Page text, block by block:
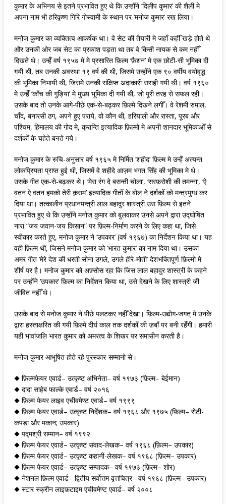
कुमार के अभिनय से इतने प्रभावित हुए थे कि उन्होँने ‘दिलीप कुमार’ की शैली मे
अपना नाम भी हरिकृष्ण गिरि गोस्वामी के स्थान पर ‘मनोज कुमार’ रख लिया।
मनोज कुमार का व्यक्तित्व आकर्षक था। वे सेट की तैयारी मे जहाँ कहीँ खड़े होते थे
और उनकी ओर जब सेट का प्रकाश पड़ता था तब वे किसी नायक से कम नहीँ
दिखते थे। उन्हेँ वर्ष १९५७ मे मे प्रसारित फ़िल्म ‘फ़ैशन’ मे एक छोटी-सी भूमिका दी
गयी थी, तब उनकी अवस्था १९ वर्ष की थी, जिसमे उन्होँने एक ९० वर्षीय वयोवृद्ध
की भूमिका निभायी थी, जिसमे उनकी संक्षिप्त अदाकारी सराही गयी थी। वर्ष १९६०
मे उन्हेँ ‘काँच की गुड़िया’ मे मुख्य भूमिका दी गयी थी, जो पूरी तरह से सफल रही।
उसके बाद तो उनके आगे-पीछे एक-से-बढ़कर फ़िल्मे दिखने लगीँ। वे रेशमी रुमाल,
चाँद, बनारसी ठग, अपने हुए पराये, वो कौन थी, हरियाली और रास्ता, पूरब और
पश्चिम, हिमालय की गोद मे, क्रान्ति इत्यादिक फ़िल्मो मे अपनी शानदार भूमिकाओँ से
दर्शकोँ के चहेते बनते गये।
मनोज कुमार के रुचि-अनुसार वर्ष १९६५ मे निर्मित ‘शहीद’ फ़िल्म मे उन्हेँ अत्यन्त
लोकप्रियता प्राप्त हुई थी, जिसमें वे शहीदे आज़म भगत सिँह की भूमिका मे थे।
उसके गीत एक-से-बढ़कर थे। ‘मेरा रंग दे बसन्ती चोला’, ‘सरफ़रोशी की तमन्ना’, ‘ऐ
वतन ऐ वतन हमको तेरी क़सम’ इत्यादिक गीतोँ के बोल ने दर्शकोँ को मन्त्रमुग्ध कर
दिया था। तत्कालीन प्रधानमन्त्री लाल बहादुर शास्त्री उस फ़िल्म से इतने
प्रभावित हुए थे कि उन्होँने मनोज कुमार को बुलवाकर उनसे अपने द्वारा उद्घोषित
नारा “जय जवान-जय किसान” पर फ़िल्म-निर्माण करने के लिए कहा था, जिसे
स्वीकार करते हुए, मनोज कुमार ने ‘उपकार’ (वर्ष १९६७) का निर्देशन किया था। यह
वही फ़िल्म थी, जिसने मनोज कुमार को ‘भारत कुमार’ का नाम दिया था। उसका
अमर गीत ‘मेरे देश की धरती सोना उगले, उगले हीरे-मोती’ देशभक्तिपूर्ण फ़िल्मो मे
शीर्ष पर है। मनोज कुमार को अफ़्सोस रहा कि जिस लाल बहादुर शास्त्री के कहने
पर उन्होँने ‘उपकार’ फ़िल्म का निर्देशन किया था, उसे देखने के लिए शास्त्री जी
जीवित नहीँ थे।
उसके बाद से मनोज कुमार ने पीछे पलटकर नहीँ देखा। फ़िल्म-उद्योग-जगत् मे उनके
द्वारा हस्ताक्षरित की गयी फ़िल्मे दीर्घ काल तक दर्शकोँ की ज़बाँ पर बनी रहेँगी। हमारी
यही भावांजलि भारत कुमार को अमरत्व के शिखर पर समासीन करती है।
मनोज कुमार आभूषित होते रहे पुरस्कार-सम्मानो से।
◆ फ़िल्मफेयर एवार्ड– उत्कृष्ट अभिनेता– वर्ष १९७३ (फ़िल्म– बेईमान)
◆ दादा साहेब फाल्के एवार्ड– वर्ष २०१६
◆ फ़िल्म फेयर लाइव एचीवमेण्ट एवार्ड– वर्ष १९९९
◆ फ़िल्म फेयर एवार्ड– उत्कृष्ट निर्देशक– वर्ष १९६८ और १९७५ (फ़िल्म– रोटी-
कपड़ा और मकान; उपकार)
◆ पद्मश्री सम्मान– वर्ष १९९२
◆ फ़िल्म फेयर एवार्ड– उत्कृष्ट संवाद-लेखक– वर्ष १९६८ (फ़िल्म– उपकार)
◆ फ़िल्म फेयर एवार्ड– उत्कृष्ट कहानी-लेखक– वर्ष १९६८ (फ़िल्म– उपकार)
◆ फ़िल्म फेयर एवार्ड– उत्कृष्ट सम्पादक– वर्ष १९७३ (फ़िल्म– शोर)
◆ नेशनल फ़िल्म एवार्ड– द्वितीय सर्वोत्तम वृत्तचित्र– वर्ष १९६८ (फ़िल्म– उपकार)
◆ स्टार स्क्रीन लाइफ़टाइम एचीवमेण्ट एवार्ड– वर्ष २००८